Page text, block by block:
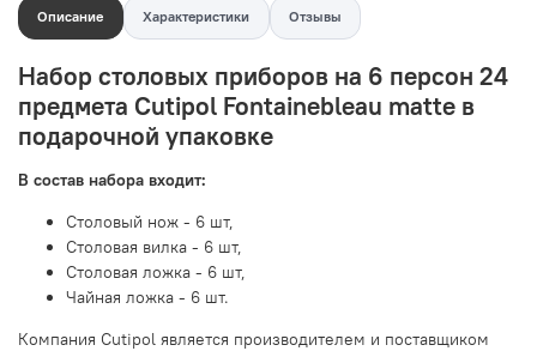
Описание Характеристики Отзывы
Набор столовых приборов на 6 персон 24
предмета Cutipol Fontainebleau matte в
подарочной упаковке
В состав набора входит:
Столовый нож - 6 шт,
Столовая вилка - 6 шт,
Столовая ложка - 6 шт,
Чайная ложка - 6 шт.
Компания Cutipol является производителем и поставщиком